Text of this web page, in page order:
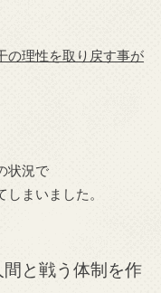
の理性を取り戻す事が
状況で
まいました。
と戦う体制を作